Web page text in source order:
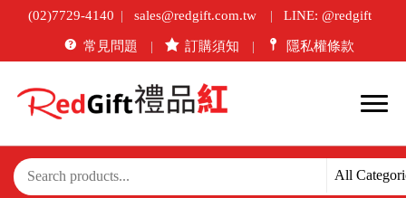
(02)7729-4140 sales@redgift.com.tw LINE: @redgift
常見問題 訂購須知 隱私權條款